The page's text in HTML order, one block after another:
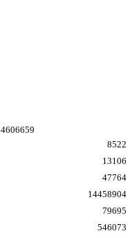
4606659
8522
13106
47764
14458904
79695
546073